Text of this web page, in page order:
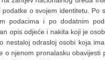
o svojem identitetu. Po
podacima i po dodatnim
opis odjeće i nakita koji je
nestaloj odrasloj osobi koja
o njenom pronalasku